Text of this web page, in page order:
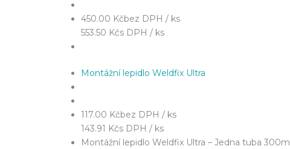
450.00 Kčbez DPH / ks
553.50 Kčs DPH / ks
Montážní lepidlo Weldfix Ultra
117.00 Kčbez DPH / ks
143.91 Kčs DPH / ks
Montážní lepidlo Weldfix Ultra – Jedna tuba 300ml